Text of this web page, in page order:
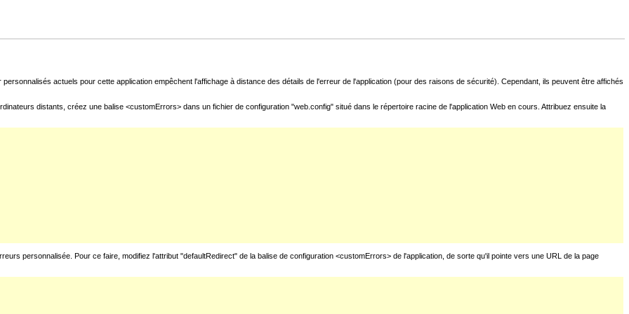
actuels pour cette application empêchent l'affichage à distance des détails de l'erreur de l'application (pour des raisons de sécurité). Cependant, ils peuvent être affichés
distants, créez une balise <customErrors> dans un fichier de configuration "web.config" situé dans le répertoire racine de l'application Web en cours. Attribuez ensuite la
personnalisée. Pour ce faire, modifiez l'attribut "defaultRedirect" de la balise de configuration <customErrors> de l'application, de sorte qu'il pointe vers une URL de la page